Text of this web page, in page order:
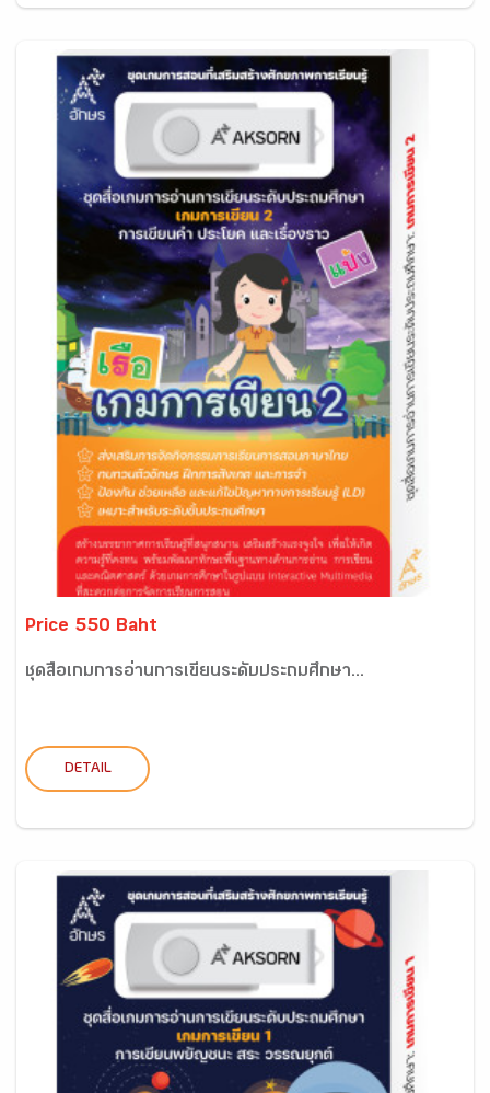
Price 550 Baht
ชุดสื่อเกมการอ่านการเขียนระดับประถมศึกษา...
DETAIL